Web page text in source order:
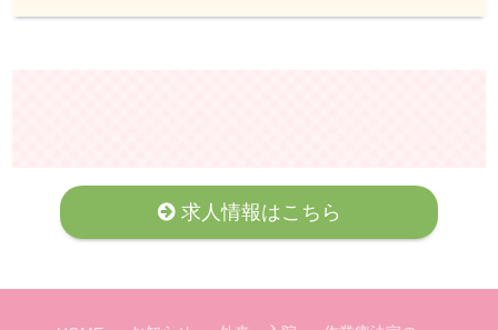
求人情報はこちら